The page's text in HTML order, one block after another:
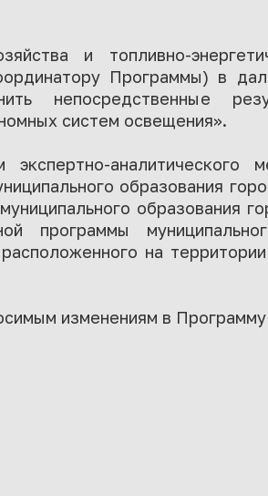
и топливно-
Программы) в
непосредственные
систем освещения».
аналитического
образования
образования
программы
на
изменениям в